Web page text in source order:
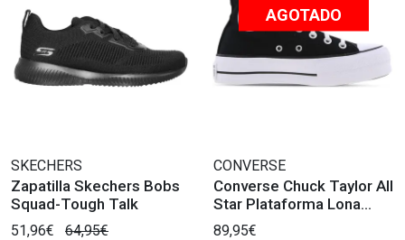
SKECHERS
Zapatilla Skechers Bobs
Squad-Tough Talk
51,96€ 64,95€
AGOTADO
CONVERSE
Converse Chuck Taylor All
Star Plataforma Lona
Negra
89,95€